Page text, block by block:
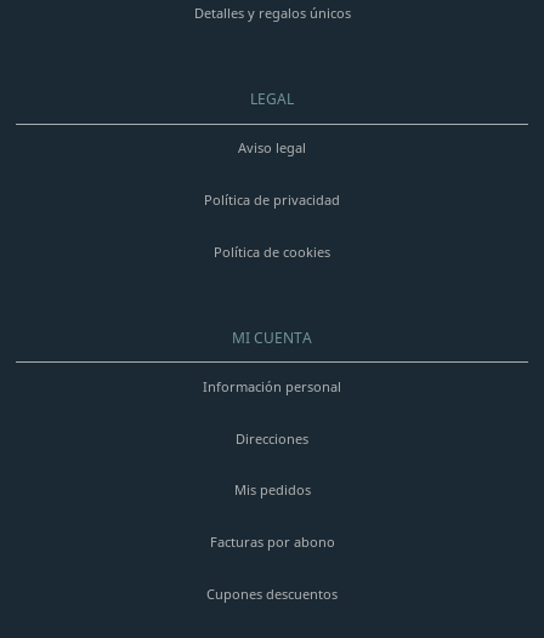
Detalles y regalos únicos
LEGAL
Aviso legal
Política de privacidad
Política de cookies
MI CUENTA
Información personal
Direcciones
Mis pedidos
Facturas por abono
Cupones descuentos